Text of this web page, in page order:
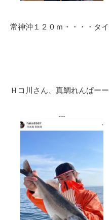
常神沖１２０ｍ・・・・タイ
Ｈコ川さん、真鯛れんぱー